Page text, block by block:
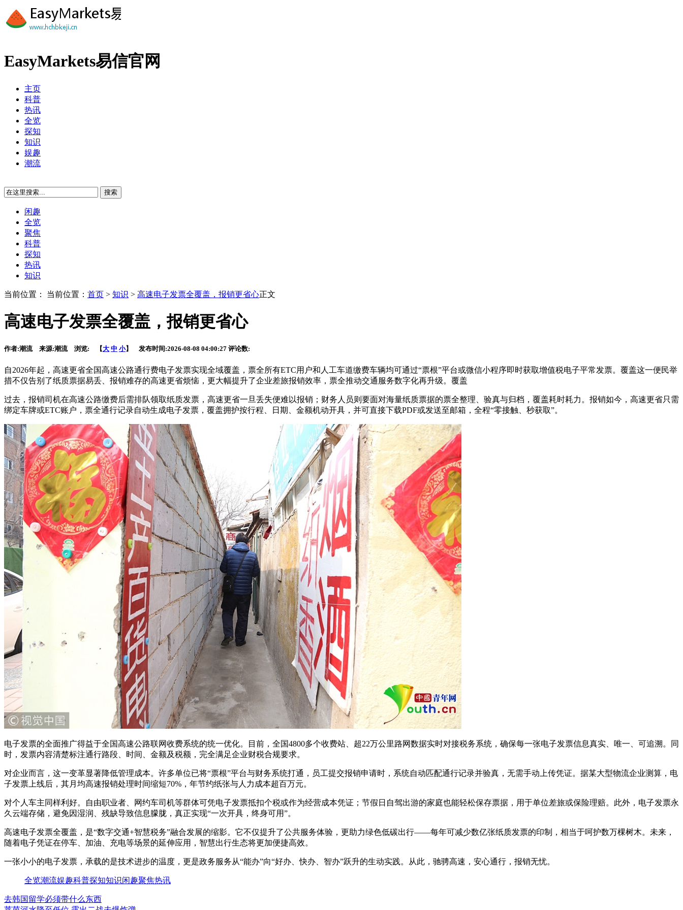
EasyMarkets易信官网
主页
科普
热讯
全览
探知
知识
娱趣
潮流
闲趣
全览
聚焦
科普
探知
热讯
知识
当前位置： 当前位置： 首页 > 知识 > 高速电子发票全覆盖，报销更省心正文
高速电子发票全覆盖，报销更省心
作者:潮流来源:潮流浏览: 【大 中 小】 发布时间:2026-08-08 04:00:27 评论数:
自2026年起，高速更省全国高速公路通行费电子发票实现全域覆盖，票全所有ETC用户和人工车道缴费车辆均可通过“票根”平台或微信小程序即时获取增值税电子平常发票。覆盖这一便民举
措不仅告别了纸质票据易丢、报销难存的高速更省烦恼，更大幅提升了企业差旅报销效率，票全推动交通服务数字化再升级。覆盖
过去，报销司机在高速公路缴费后需排队领取纸质发票，高速更省一旦丢失便难以报销；财务人员则要面对海量纸质票据的票全整理、验真与归档，覆盖耗时耗力。报销如今，高速更省只需
绑定车牌或ETC账户，票全通行记录自动生成电子发票，覆盖拥护按行程、日期、金额机动开具，并可直接下载PDF或发送至邮箱，全程“零接触、秒获取”。
电子发票的全面推广得益于全国高速公路联网收费系统的统一优化。目前，全国4800多个收费站、超22万公里路网数据实时对接税务系统，确保每一张电子发票信息真实、唯一、可追溯。同
时，发票内容清楚标注通行路段、时间、金额及税额，完全满足企业财税合规要求。
对企业而言，这一变革显著降低管理成本。许多单位已将“票根”平台与财务系统打通，员工提交报销申请时，系统自动匹配通行记录并验真，无需手动上传凭证。据某大型物流企业测算，电
子发票上线后，其月均高速报销处理时间缩短70%，年节约纸张与人力成本超百万元。
对个人车主同样利好。自由职业者、网约车司机等群体可凭电子发票抵扣个税或作为经营成本凭证；节假日自驾出游的家庭也能轻松保存票据，用于单位差旅或保险理赔。此外，电子发票永
久云端存储，避免因湿润、残缺导致信息朦胧，真正实现“一次开具，终身可用”。
高速电子发票全覆盖，是“数字交通+智慧税务”融合发展的缩影。它不仅提升了公共服务体验，更助力绿色低碳出行——每年可减少数亿张纸质发票的印制，相当于呵护数万棵树木。未来，
随着电子凭证在停车、加油、充电等场景的延伸应用，智慧出行生态将更加便捷高效。
一张小小的电子发票，承载的是技术进步的温度，更是政务服务从“能办”向“好办、快办、智办”跃升的生动实践。从此，驰骋高速，安心通行，报销无忧。
全览潮流娱趣科普探知知识闲趣聚焦热讯
去韩国留学必须带什么东西